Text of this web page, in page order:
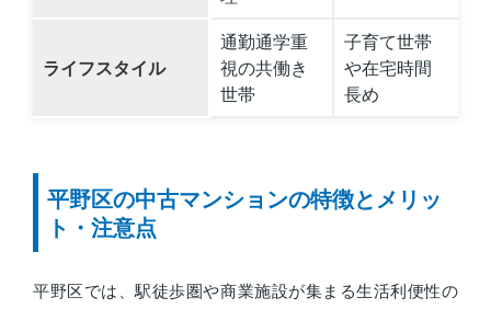
ライフスタイル
通勤通学重
視の共働き
世帯
子育て世帯
や在宅時間
長め
平野区の中古マンションの特徴とメリッ
ト・注意点
平野区では、駅徒歩圏や商業施設が集まる生活利便性の